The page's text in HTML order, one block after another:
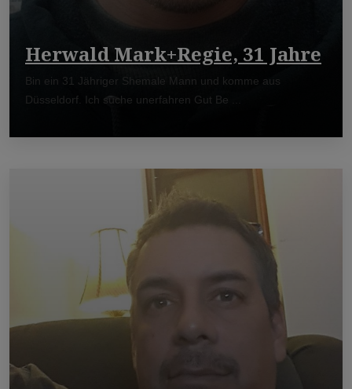
Herwald Mark+Regie, 31 Jahre
Bin ein 31 Jähriger Shemale Mann und komme aus
Düsseldorf. Ich suche unerfahren Gut Be ...